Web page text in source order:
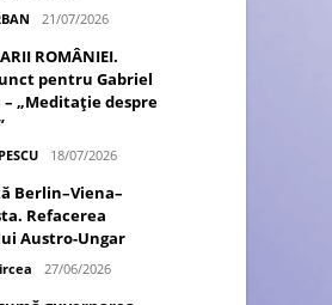
21/07/2026
ROMÂNIEI.
pentru Gabriel
– „Meditație despre
18/07/2026
Berlin–Viena–
Refacerea
Austro-Ungar
27/06/2026